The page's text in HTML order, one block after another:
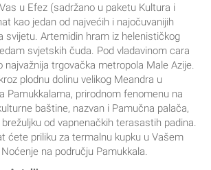
u Efez (sadržano u paketu Kultura i
kao jedan od najvećih i najočuvanijih
svijetu. Artemidin hram iz helenističkog
svjetskih čuda. Pod vladavinom cara
najvažnija trgovačka metropola Male Azije.
plodnu dolinu velikog Meandra u
Pamukkalama, prirodnom fenomenu na
baštine, nazvan i Pamučna palača,
od vapnenačkih terasastih padina.
ćete priliku za termalnu kupku u Vašem
na području Pamukkala.